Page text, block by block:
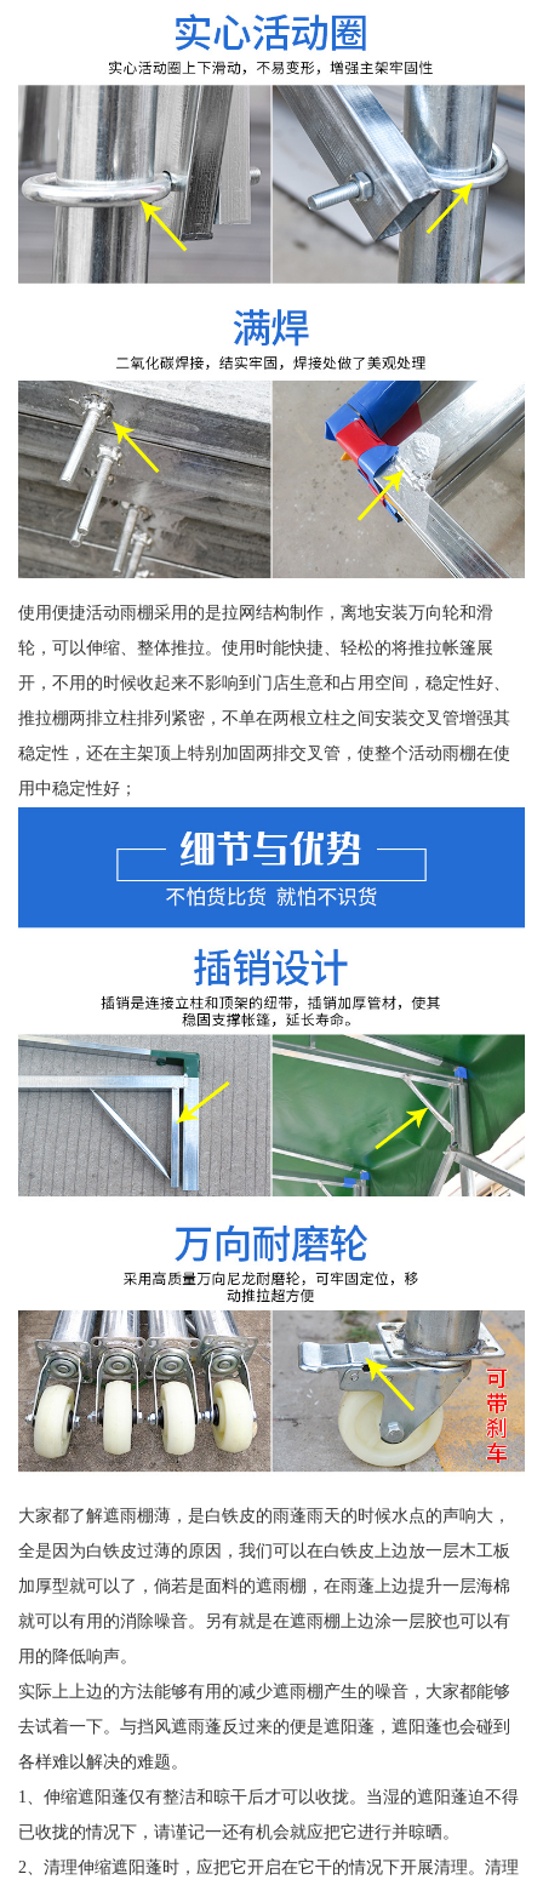
使用便捷活动雨棚采用的是拉网结构制作，离地安装万向轮和滑
轮，可以伸缩、整体推拉。使用时能快捷、轻松的将推拉帐篷展
开，不用的时候收起来不影响到门店生意和占用空间，稳定性好、
推拉棚两排立柱排列紧密，不单在两根立柱之间安装交叉管增强其
稳定性，还在主架顶上特别加固两排交叉管，使整个活动雨棚在使
用中稳定性好；
大家都了解遮雨棚薄，是白铁皮的雨蓬雨天的时候水点的声响大，
全是因为白铁皮过薄的原因，我们可以在白铁皮上边放一层木工板
加厚型就可以了，倘若是面料的遮雨棚，在雨蓬上边提升一层海棉
就可以有用的消除噪音。另有就是在遮雨棚上边涂一层胶也可以有
用的降低响声。
实际上上边的方法能够有用的减少遮雨棚产生的噪音，大家都能够
去试着一下。与挡风遮雨蓬反过来的便是遮阳蓬，遮阳蓬也会碰到
各样难以解决的难题。
1、伸缩遮阳蓬仅有整洁和晾干后才可以收拢。当湿的遮阳蓬迫不得
已收拢的情况下，请谨记一还有机会就应把它进行并晾晒。
2、清理伸缩遮阳蓬时，应把它开启在它干的情况下开展清理。清理